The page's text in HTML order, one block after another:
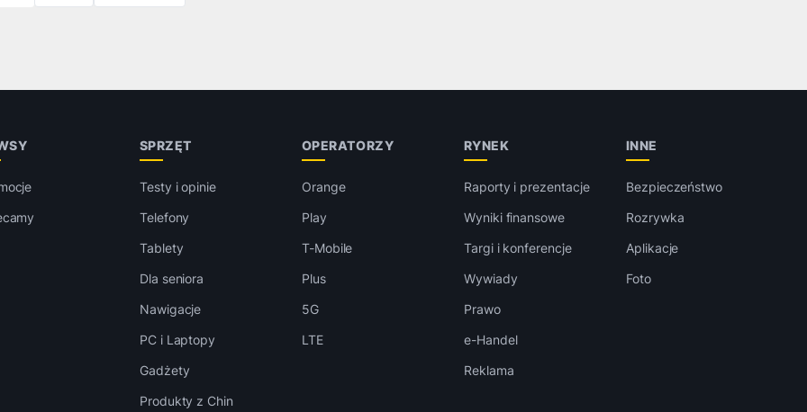
SPRZĘT
Testy i opinie
Telefony
Tablety
Dla seniora
Nawigacje
PC i Laptopy
Gadżety
Produkty z Chin
OPERATORZY
Orange
Play
T-Mobile
Plus
5G
LTE
RYNEK
Raporty i prezentacje
Wyniki finansowe
Targi i konferencje
Wywiady
Prawo
e-Handel
Reklama
INNE
Bezpieczeństwo
Rozrywka
Aplikacje
Foto